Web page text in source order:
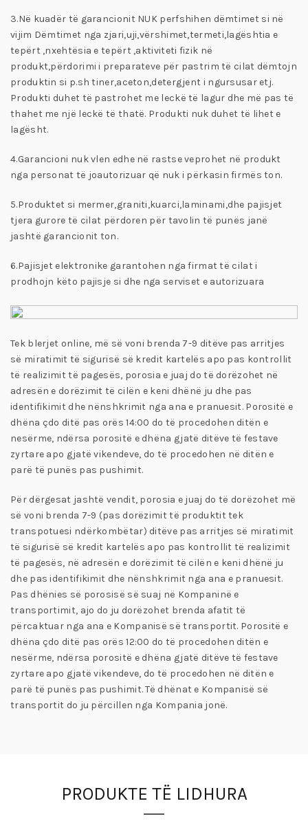
3.Në kuadër të garancionit NUK perfshihen dëmtimet si në
vijim Dëmtimet nga zjari,uji,vërshimet,termeti,lagështia e
tepërt ,nxehtësia e tepërt ,aktiviteti fizik në
produkt,përdorimi i preparateve për pastrim të cilat dëmtojn
produktin si p.sh tiner,aceton,detergjent i ngursusar etj.
Produkti duhet të pastrohet me leckë të lagur dhe më pas të
thahet me një leckë të thatë. Produkti nuk duhet të lihet e
lagësht.
4.Garancioni nuk vlen edhe në rastse veprohet në produkt
nga personat të joautorizuar që nuk i përkasin firmës ton.
5.Produktet si mermer,graniti,kuarci,laminami,dhe pajisjet
tjera gurore të cilat përdoren për tavolin të punës janë
jashtë garancionit ton.
6.Pajisjet elektronike garantohen nga firmat të cilat i
prodhojn këto pajisje si dhe nga serviset e autorizuara
Tek blerjet online, më së voni brenda 7-9 ditëve pas arritjes
së miratimit të sigurisë së kredit kartelës apo pas kontrollit
të realizimit të pagesës, porosia e juaj do të dorëzohet në
adresën e dorëzimit të cilën e keni dhënë ju dhe pas
identifikimit dhe nënshkrimit nga ana e pranuesit. Porositë e
dhëna çdo ditë pas orës 14:00 do të procedohen ditën e
nesërme, ndërsa porositë e dhëna gjatë ditëve të festave
zyrtare apo gjatë vikendeve, do të procedohen në ditën e
parë të punës pas pushimit.
Për dërgesat jashtë vendit, porosia e juaj do të dorëzohet më
së voni brenda 7-9 (pas dorëzimit të produktit tek
transpotuesi ndërkombëtar) ditëve pas arritjes së miratimit
të sigurisë së kredit kartelës apo pas kontrollit të realizimit
të pagesës, në adresën e dorëzimit të cilën e keni dhënë ju
dhe pas identifikimit dhe nënshkrimit nga ana e pranuesit.
Pas dhënies së porosisë së suaj në Kompaninë e
transportimit, ajo do ju dorëzohet brenda afatit të
përcaktuar nga ana e Kompanisë së transportit. Porositë e
dhëna çdo ditë pas orës 12:00 do të procedohen ditën e
nesërme, ndërsa porositë e dhëna gjatë ditëve të festave
zyrtare apo gjatë vikendeve, do të procedohen në ditën e
parë të punës pas pushimit. Të dhënat e Kompanisë së
transportit do ju përcillen nga Kompania jonë.
PRODUKTE TË LIDHURA